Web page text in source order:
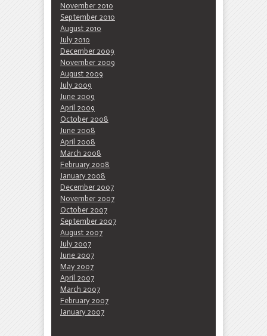
November 2010
September 2010
August 2010
July 2010
December 2009
November 2009
August 2009
July 2009
June 2009
April 2009
October 2008
June 2008
April 2008
March 2008
February 2008
January 2008
December 2007
November 2007
October 2007
September 2007
August 2007
July 2007
June 2007
May 2007
April 2007
March 2007
February 2007
January 2007